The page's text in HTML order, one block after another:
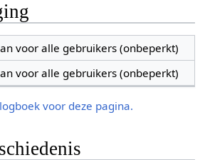
voor alle gebruikers (onbeperkt)
voor alle gebruikers (onbeperkt)
voor deze pagina.